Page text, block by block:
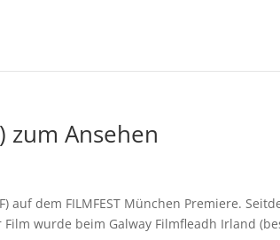
zum Ansehen
auf dem FILMFEST München Premiere.
wurde beim Galway Filmfleadh Irland